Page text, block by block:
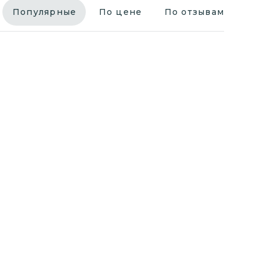
Популярные По цене По отзывам